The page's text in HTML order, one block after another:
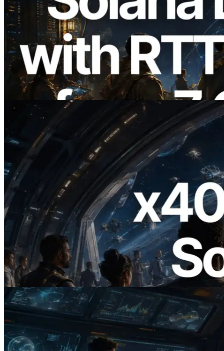
2026.08.05
ERPC 扩展 Solana Leader Slot API：新
增全球 7 个区域的 Ping 测量，Validators
Information API 同步上线
阅读此文章
2026.07.04
ERPC 发布支持 x402 支付的 Solana RPC
— AI Agent 按需为 API 付费的时代开启
阅读此文章